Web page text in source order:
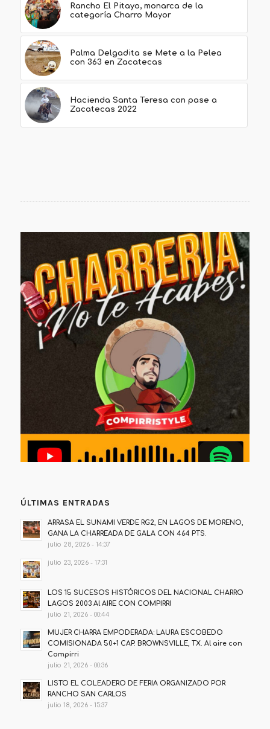
Rancho El Pitayo, monarca de la
categoría Charro Mayor
Palma Delgadita se Mete a la Pelea
con 363 en Zacatecas
Hacienda Santa Teresa con pase a
Zacatecas 2022
ÚLTIMAS ENTRADAS
ARRASA EL SUNAMI VERDE RG2, EN LAGOS DE MORENO,
GANA LA CHARREADA DE GALA CON 464 PTS.
julio 28, 2026 - 14:37
julio 23, 2026 - 17:31
LOS 15 SUCESOS HISTÓRICOS DEL NACIONAL CHARRO
LAGOS 2003 Al AIRE CON COMPIRRI
julio 21, 2026 - 00:44
MUJER CHARRA EMPODERADA: LAURA ESCOBEDO
COMISIONADA 50+1 CAP. BROWNSVILLE, TX. Al aire con
Compirri
julio 21, 2026 - 00:36
LISTO EL COLEADERO DE FERIA ORGANIZADO POR
RANCHO SAN CARLOS
julio 18, 2026 - 15:37